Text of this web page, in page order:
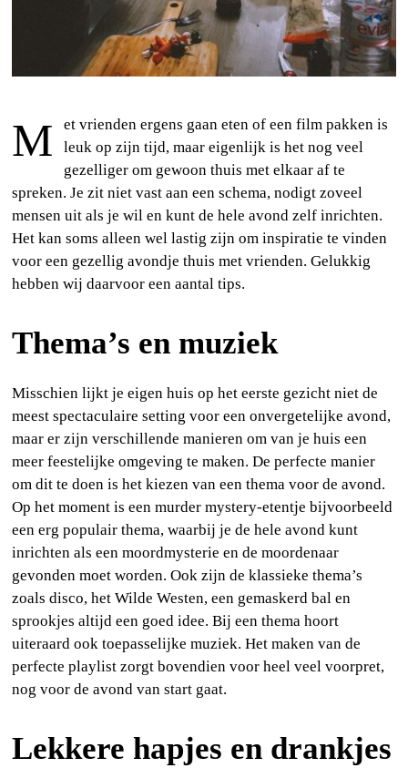
Met vrienden ergens gaan eten of een film pakken is
leuk op zijn tijd, maar eigenlijk is het nog veel
gezelliger om gewoon thuis met elkaar af te
spreken. Je zit niet vast aan een schema, nodigt zoveel
mensen uit als je wil en kunt de hele avond zelf inrichten.
Het kan soms alleen wel lastig zijn om inspiratie te vinden
voor een gezellig avondje thuis met vrienden. Gelukkig
hebben wij daarvoor een aantal tips.
Thema’s en muziek
Misschien lijkt je eigen huis op het eerste gezicht niet de
meest spectaculaire setting voor een onvergetelijke avond,
maar er zijn verschillende manieren om van je huis een
meer feestelijke omgeving te maken. De perfecte manier
om dit te doen is het kiezen van een thema voor de avond.
Op het moment is een murder mystery-etentje bijvoorbeeld
een erg populair thema, waarbij je de hele avond kunt
inrichten als een moordmysterie en de moordenaar
gevonden moet worden. Ook zijn de klassieke thema’s
zoals disco, het Wilde Westen, een gemaskerd bal en
sprookjes altijd een goed idee. Bij een thema hoort
uiteraard ook toepasselijke muziek. Het maken van de
perfecte playlist zorgt bovendien voor heel veel voorpret,
nog voor de avond van start gaat.
Lekkere hapjes en drankjes